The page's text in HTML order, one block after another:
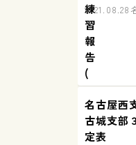
報
告
練
習
報
告
(
８
月
２
７
2021.08.28
名古屋西
古城支部
定表